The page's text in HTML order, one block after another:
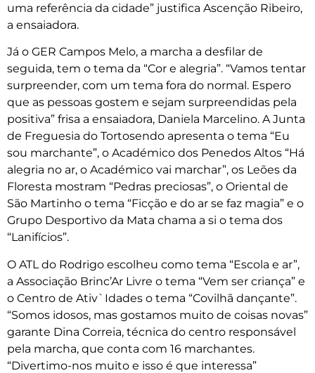
uma referência da cidade” justifica Ascenção Ribeiro,
a ensaiadora.
Já o GER Campos Melo, a marcha a desfilar de
seguida, tem o tema da “Cor e alegria”. “Vamos tentar
surpreender, com um tema fora do normal. Espero
que as pessoas gostem e sejam surpreendidas pela
positiva” frisa a ensaiadora, Daniela Marcelino. A Junta
de Freguesia do Tortosendo apresenta o tema “Eu
sou marchante”, o Académico dos Penedos Altos “Há
alegria no ar, o Académico vai marchar”, os Leões da
Floresta mostram “Pedras preciosas”, o Oriental de
São Martinho o tema “Ficção e do ar se faz magia” e o
Grupo Desportivo da Mata chama a si o tema dos
“Lanifícios”.
O ATL do Rodrigo escolheu como tema “Escola e ar”,
a Associação Brinc’Ar Livre o tema “Vem ser criança” e
o Centro de Ativ`Idades o tema “Covilhã dançante”.
“Somos idosos, mas gostamos muito de coisas novas”
garante Dina Correia, técnica do centro responsável
pela marcha, que conta com 16 marchantes.
“Divertimo-nos muito e isso é que interessa”